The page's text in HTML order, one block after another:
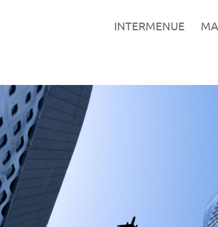
INTERMENUE